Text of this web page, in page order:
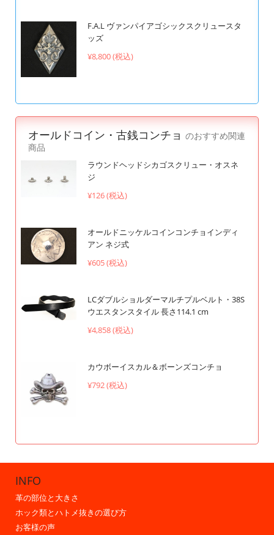
F.A.L ヴァンパイアゴシックスクリュースタ
ッズ
¥8,800 (税込)
オールドコイン・古銭コンチョ のおすすめ関連
商品
ラウンドヘッドシカゴスクリュー・オスネ
ジ
¥126 (税込)
オールドニッケルコインコンチョインディ
アン ネジ式
¥605 (税込)
LCダブルショルダーマルチプルベルト・38S
ウエスタンスタイル 長さ114.1 cm
¥4,858 (税込)
カウボーイスカル＆ボーンズコンチョ
¥792 (税込)
INFO
革の部位と大きさ
ホック類とハトメ抜きの選び方
お客様の声